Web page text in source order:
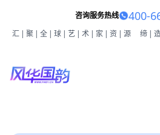
咨询服务热线 400-
汇|聚|全|球|艺|术|家|资|源 缔|